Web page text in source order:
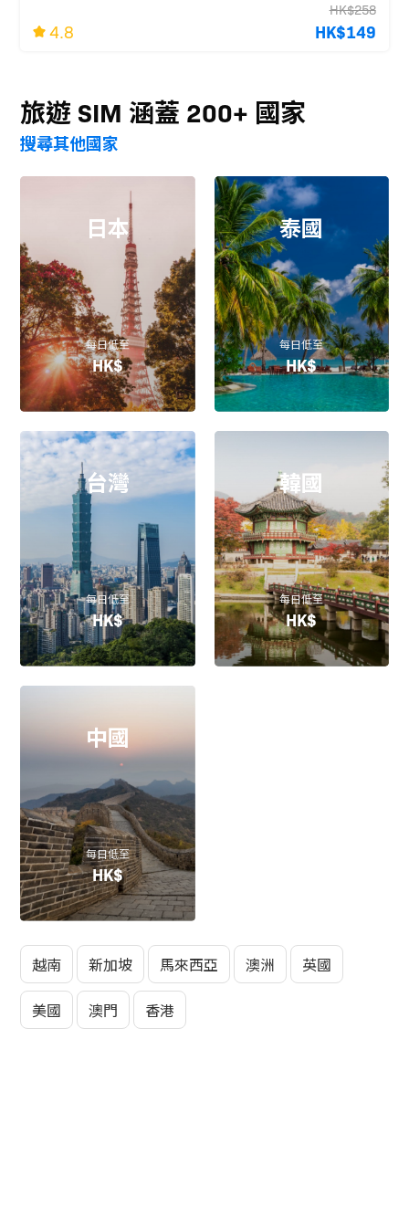
4.8
HK$258
HK$149
旅遊 SIM 涵蓋 200+ 國家
搜尋其他國家
日本
每日低至
HK$
泰國
每日低至
HK$
台灣
每日低至
HK$
韓國
每日低至
HK$
中國
每日低至
HK$
越南 新加坡 馬來西亞 澳洲 英國
美國 澳門 香港